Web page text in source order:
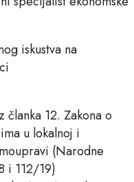
iskustva na
članka 12. Zakona o
u lokalnoj i
(Narodne
i 112/19)